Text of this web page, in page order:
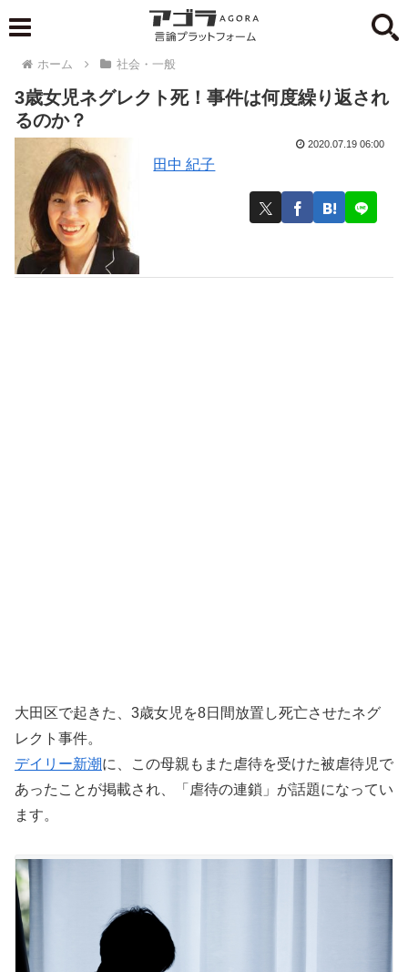
ホーム 社会・一般
3歳女児ネグレクト死！事件は何度繰り返され
るのか？
田中 紀子
2020.07.19 06:00
大田区で起きた、3歳女児を8日間放置し死亡させたネグ
レクト事件。
デイリー新潮に、この母親もまた虐待を受けた被虐待児で
あったことが掲載され、「虐待の連鎖」が話題になってい
ます。